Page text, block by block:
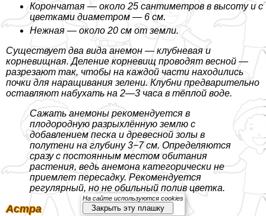
Корончатая — около 25 сантиметров в высоту и с
цветками диаметром — 6 см.
Нежная — около 20 см от земли.
Существует два вида анемон — клубневая и
корневищная. Деление корневищ проводят весной —
разрезают так, чтобы на каждой части находились
почки для наращивания зелени. Клубни предварительно
оставляют набухать на 2—3 часа в тёплой воде.
Сажать анемоны рекомендуется в
плодородную разрыхлённую землю с
добавлением песка и древесной золы в
полутени на глубину 3−7 см. Определяются
сразу с постоянным местом обитания
растения, ведь анемона категорически не
приемлет пересадку. Рекомендуется
регулярный, но не обильный полив цветка.
Астра
На сайте используются cookies
Закрыть эту плашку